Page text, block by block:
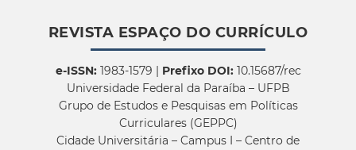
REVISTA ESPAÇO DO CURRÍCULO
e-ISSN:1983-1579 | Prefixo DOI:10.15687/rec
Universidade Federal da Paraíba – UFPB
Grupo de Estudos e Pesquisas em Políticas
Curriculares (GEPPC)
Cidade Universitária – Campus I – Centro de